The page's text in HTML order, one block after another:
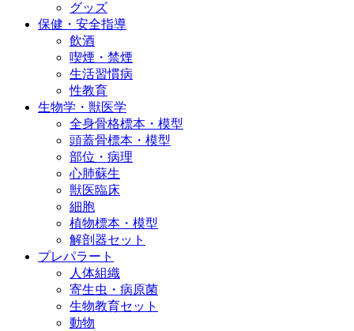
グッズ
保健・安全指導
飲酒
喫煙・禁煙
生活習慣病
性教育
生物学・獣医学
全身骨格標本・模型
頭蓋骨標本・模型
部位・病理
心肺蘇生
獣医臨床
細胞
植物標本・模型
解剖器セット
プレパラート
人体組織
寄生虫・病原菌
生物教育セット
動物